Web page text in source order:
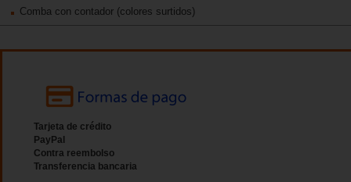
Comba con contador (colores surtidos)
Tarjeta de crédito
PayPal
Contra reembolso
Transferencia bancaria